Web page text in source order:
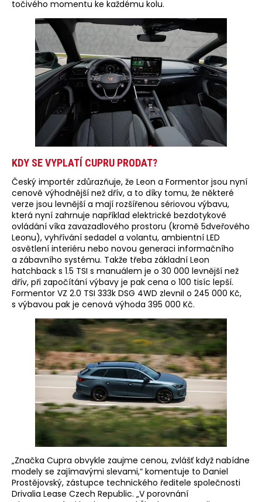
točivého momentu ke každému kolu.
KDY SE VYPLATÍ CUPRU PRODAT?
Český importér zdůrazňuje, že Leon a Formentor jsou nyní
cenově výhodnější než dřív, a to díky tomu, že některé
verze jsou levnější a mají rozšířenou sériovou výbavu,
která nyní zahrnuje například elektrické bezdotykové
ovládání víka zavazadlového prostoru (kromě 5dveřového
Leonu), vyhřívání sedadel a volantu, ambientní LED
osvětlení interiéru nebo novou generaci informačního
a zábavního systému. Takže třeba základní Leon
hatchback s 1.5 TSI s manuálem je o 30 000 levnější než
dřív, při započítání výbavy je pak cena o 100 tisíc lepší.
Formentor VZ 2.0 TSI 333k DSG 4WD zlevnil o 245 000 Kč,
s výbavou pak je cenová výhoda 395 000 Kč.
„Značka Cupra obvykle zaujme cenou, zvlášť když nabídne
modely se zajímavými slevami,“ komentuje to Daniel
Prostějovský, zástupce technického ředitele společnosti
Drivalia Lease Czech Republic. „V porovnání